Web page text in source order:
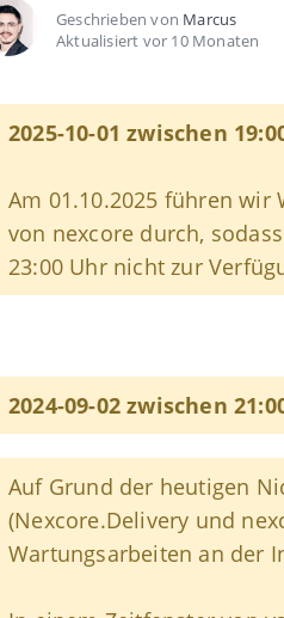
Geschrieben von Marcus
Aktualisiert vor 10 Monaten
2025-10-01 zwischen
Am 01.10.2025 führen
von nexcore durch,
23:00 Uhr nicht zur
2024-09-02 zwischen
Auf Grund der heutigen
(Nexcore.Delivery und
Wartungsarbeiten an der